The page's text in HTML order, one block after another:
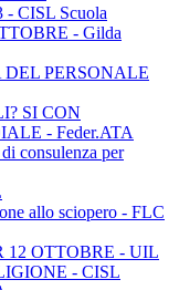
CISL Scuola
- Gilda
PERSONALE
SI CON
- Feder.ATA
consulenza per
allo sciopero - FLC
12 OTTOBRE - UIL
- CISL